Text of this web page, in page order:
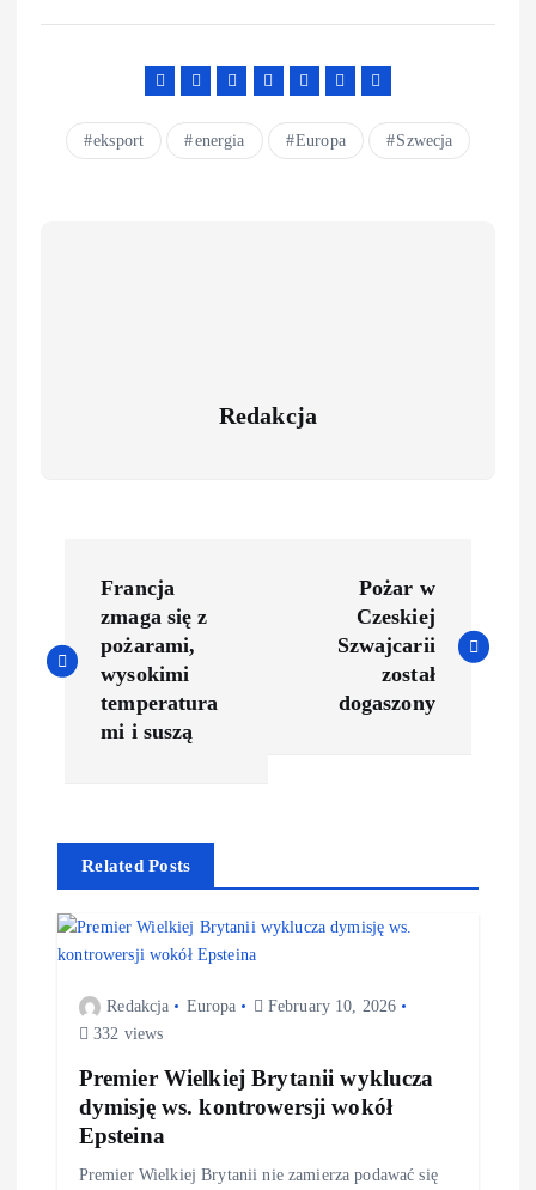
eksport energia Europa Szwecja
Redakcja
Francja
zmaga się z
pożarami,
wysokimi
temperatura
mi i suszą
Pożar w
Czeskiej
Szwajcarii
został
dogaszony
Related Posts
Redakcja Europa
February 10, 2026
332 views
Premier Wielkiej Brytanii wyklucza
dymisję ws. kontrowersji wokół
Epsteina
Premier Wielkiej Brytanii nie zamierza podawać się